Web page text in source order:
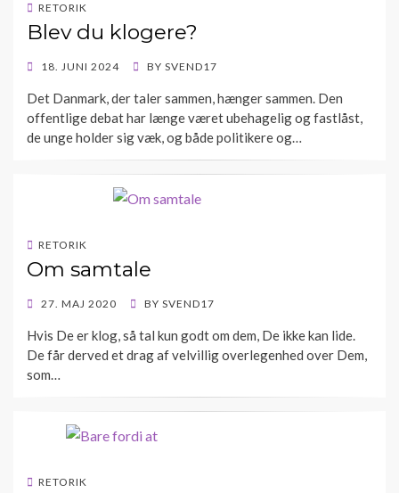
RETORIK
Blev du klogere?
POSTED
18. JUNI 2024 BY SVEND17
Det Danmark, der taler sammen, hænger sammen. Den
offentlige debat har længe været ubehagelig og fastlåst,
de unge holder sig væk, og både politikere og…
RETORIK
Om samtale
POSTED
27. MAJ 2020 BY SVEND17
Hvis De er klog, så tal kun godt om dem, De ikke kan lide.
De får derved et drag af velvillig overlegenhed over Dem,
som…
RETORIK